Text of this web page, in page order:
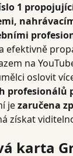
1
efektivně
na
oslovit
profesionálů
je zaručena
získat
karta